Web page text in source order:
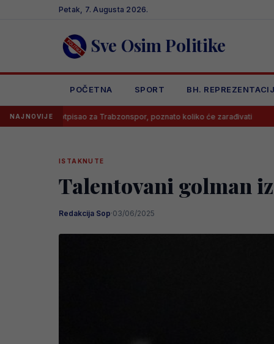
Petak, 7. Augusta 2026.
Sve Osim Politike
POČETNA SPORT BH.
NAJNOVIJE
za Trabzonspor, poznato koliko će zarađivati Poznato
ISTAKNUTE
Talentovani golman
Redakcija Sop·03/06/2025